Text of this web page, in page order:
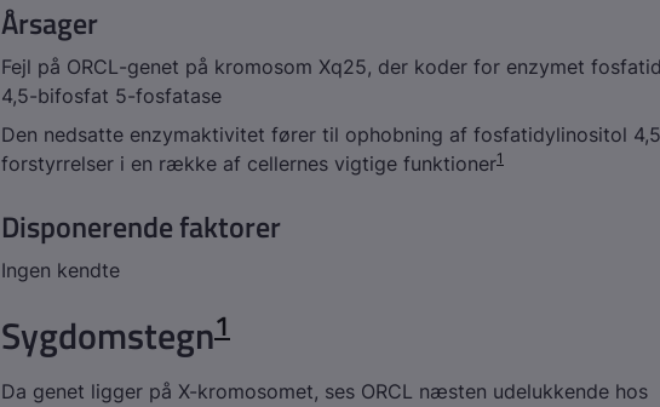
Årsager
Fejl på ORCL-genet på kromosom Xq25, der koder for enzymet
4,5-bifosfat 5-fosfatase
Den nedsatte enzymaktivitet fører til ophobning af fosfatidylinositol
forstyrrelser i en række af cellernes vigtige funktioner1
Disponerende faktorer
Ingen kendte
Sygdomstegn1
Da genet ligger på X-kromosomet, ses ORCL næsten udelukkende hos